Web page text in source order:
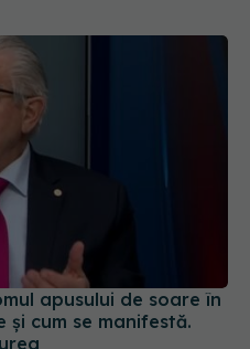
cum se manifestă.